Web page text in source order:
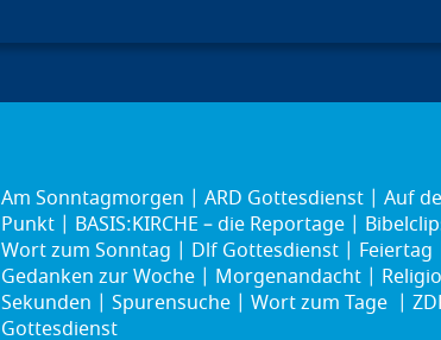
Am Sonntagmorgen ARD Gottesdienst
Auf
Punkt
BASIS:KIRCHE – die Reportage
Wort zum Sonntag
Dlf Gottesdienst
Feiertag
Gedanken zur Woche
Morgenandacht
Sekunden
Spurensuche Wort zum Tage
Gottesdienst